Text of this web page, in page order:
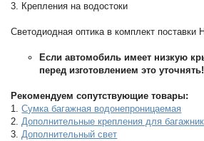
3. Крепления на водостоки
Светодиодная оптика в комплект
Если автомобиль имеет низкую
перед изготовлением это уточнять!
Рекомендуем сопутствующие товары:
1.Сумка багажная водонепроницаемая
2.Дополнительные крепления для
3.Дополнительный свет